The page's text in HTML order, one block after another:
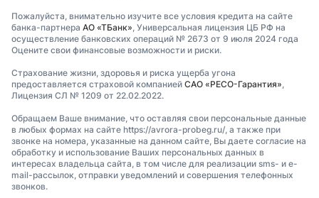
Пожалуйста, внимательно изучите все условия кредита на сайте
банка-партнера АО «ТБанк», Универсальная лицензия ЦБ РФ на
осуществление банковских операций № 2673 от 9 июля 2024 года
Оцените свои финансовые возможности и риски.
Страхование жизни, здоровья и риска ущерба угона
предоставляется страховой компанией САО «РЕСО-Гарантия»,
Лицензия СЛ № 1209 от 22.02.2022.
Обращаем Ваше внимание, что оставляя свои персональные данные
в любых формах на сайте https://avrora-probeg.ru/, а также при
звонке на номера, указанные на данном сайте, Вы даете согласие на
обработку и использование Ваших персональных данных в
интересах владельца сайта, в том числе для реализации sms- и e-
mail-рассылок, отправки уведомлений и совершения телефонных
звонков.